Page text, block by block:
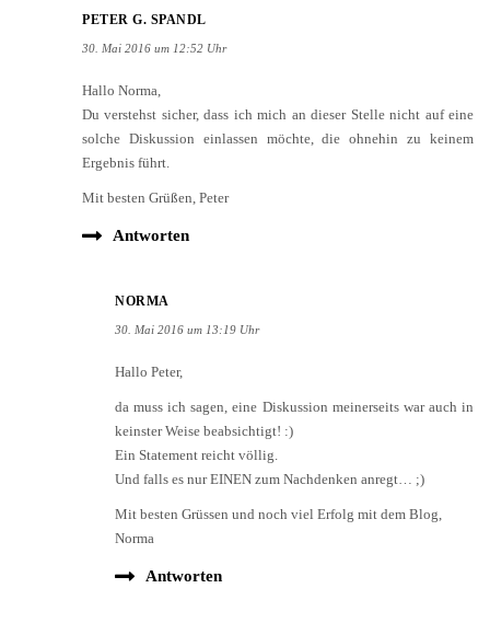
PETER G. SPANDL
30. Mai 2016 um 12:52 Uhr
Hallo Norma,
Du verstehst sicher, dass ich mich an dieser Stelle nicht auf eine
solche Diskussion einlassen möchte, die ohnehin zu keinem
Ergebnis führt.
Mit besten Grüßen, Peter
Antworten
NORMA
30. Mai 2016 um 13:19 Uhr
Hallo Peter,
da muss ich sagen, eine Diskussion meinerseits war auch in
keinster Weise beabsichtigt! :)
Ein Statement reicht völlig.
Und falls es nur EINEN zum Nachdenken anregt… ;)
Mit besten Grüssen und noch viel Erfolg mit dem Blog,
Norma
Antworten